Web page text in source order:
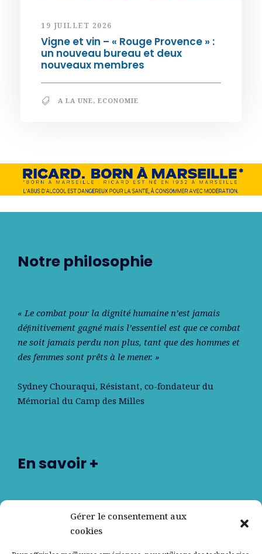
Gérer le consentement aux
cookies
19 JUILLET 2026
Vigne et vin – « Rouge Provence » :
un nouveau bureau et deux
nouveaux membres
A LA UNE, ECONOMIE
Notre philosophie
« Le combat pour la dignité humaine n’est jamais
déﬁnitivement gagné mais l’essentiel est que ce combat
ne soit jamais perdu non plus, tant que des hommes et
des femmes sont prêts à le mener. »
Sydney Chouraqui, Résistant, co-fondateur du
Mémorial du Camp des Milles
En savoir +
Nos partenaires